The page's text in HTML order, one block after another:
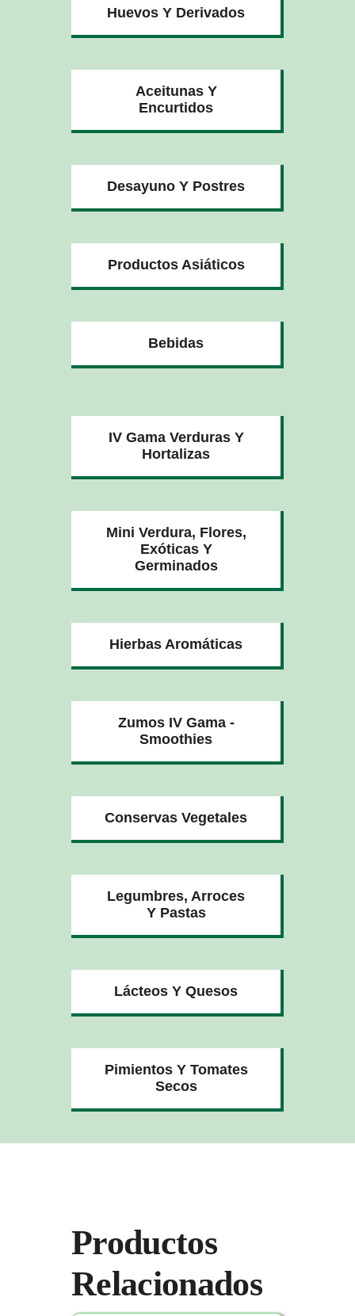
Huevos Y Derivados
Aceitunas Y
Encurtidos
Desayuno Y Postres
Productos Asiáticos
Bebidas
IV Gama Verduras Y
Hortalizas
Mini Verdura, Flores,
Exóticas Y
Germinados
Hierbas Aromáticas
Zumos IV Gama -
Smoothies
Conservas Vegetales
Legumbres, Arroces
Y Pastas
Lácteos Y Quesos
Pimientos Y Tomates
Secos
Productos
Relacionados